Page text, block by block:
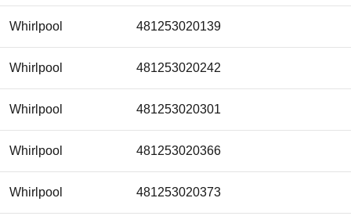
Whirlpool 481253020139
Whirlpool 481253020242
Whirlpool 481253020301
Whirlpool 481253020366
Whirlpool 481253020373